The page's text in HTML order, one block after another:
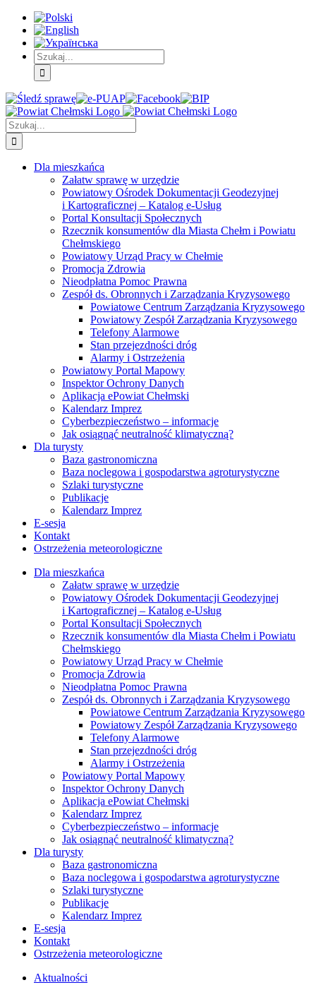
Skip
Treść
główna
Skip
Menu
główne
Skip
Menu
dodatkowe
Szukaj
Śledź
sprawę
E-
PUAP
Facebook BIP Instagram
Szukaj
Dla mieszkańca
Załatw sprawę w urzędzie
Powiatowy Ośrodek Dokumentacji Geodezyjnej
i Kartograficznej – Katalog e-Usług
Portal Konsultacji Społecznych
Rzecznik konsumentów dla Miasta Chełm i Powiatu
Chełmskiego
Powiatowy Urząd Pracy w Chełmie
Promocja Zdrowia
Nieodpłatna Pomoc Prawna
Zespół ds. Obronnych i Zarządzania Kryzysowego
Powiatowe Centrum Zarządzania Kryzysowego
Powiatowy Zespół Zarządzania Kryzysowego
Telefony Alarmowe
Stan przejezdności dróg
Alarmy i Ostrzeżenia
Powiatowy Portal Mapowy
Inspektor Ochrony Danych
Aplikacja ePowiat Chełmski
Kalendarz Imprez
Cyberbezpieczeństwo – informacje
Jak osiągnąć neutralność klimatyczną?
Dla turysty
Baza gastronomiczna
Baza noclegowa i gospodarstwa agroturystyczne
Szlaki turystyczne
Publikacje
Kalendarz Imprez
E-sesja
Kontakt
Ostrzeżenia meteorologiczne
Dla mieszkańca
Załatw sprawę w urzędzie
Powiatowy Ośrodek Dokumentacji Geodezyjnej
i Kartograficznej – Katalog e-Usług
Portal Konsultacji Społecznych
Rzecznik konsumentów dla Miasta Chełm i Powiatu
Chełmskiego
Powiatowy Urząd Pracy w Chełmie
Promocja Zdrowia
Nieodpłatna Pomoc Prawna
Zespół ds. Obronnych i Zarządzania Kryzysowego
Powiatowe Centrum Zarządzania Kryzysowego
Powiatowy Zespół Zarządzania Kryzysowego
Telefony Alarmowe
Stan przejezdności dróg
Alarmy i Ostrzeżenia
Powiatowy Portal Mapowy
Inspektor Ochrony Danych
Aplikacja ePowiat Chełmski
Kalendarz Imprez
Cyberbezpieczeństwo – informacje
Jak osiągnąć neutralność klimatyczną?
Dla turysty
Baza gastronomiczna
Baza noclegowa i gospodarstwa agroturystyczne
Szlaki turystyczne
Publikacje
Kalendarz Imprez
E-sesja
Kontakt
Ostrzeżenia meteorologiczne
Aktualności